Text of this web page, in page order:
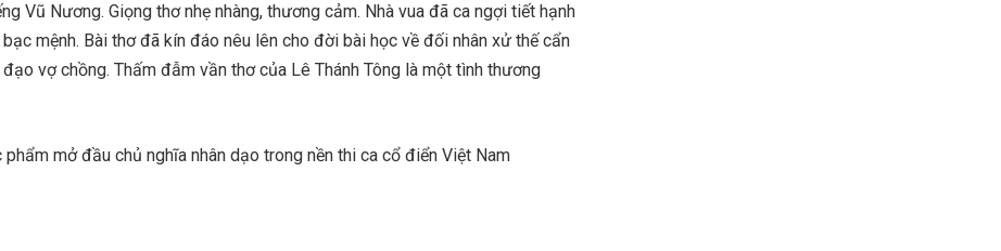
Vũ Nương. Giọng thơ nhẹ nhàng, thương cảm. Nhà vua đã ca ngợi tiết hạnh
mệnh. Bài thơ đã kín đáo nêu lên cho đời bài học về đối nhân xử thế cẩn
vợ chồng. Thấm đẫm vần thơ của Lê Thánh Tông là một tình thương
mở đầu chủ nghĩa nhân dạo trong nền thi ca cổ điển Việt Nam